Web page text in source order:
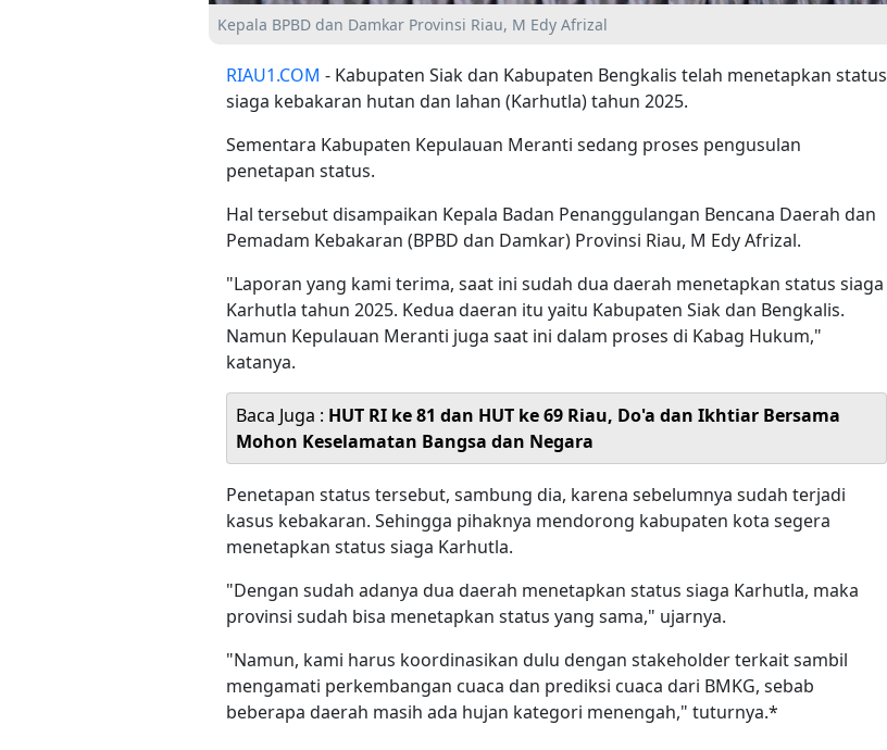
Kepala BPBD dan Damkar Provinsi Riau, M Edy Afrizal
RIAU1.COM - Kabupaten Siak dan Kabupaten Bengkalis telah menetapkan status
siaga kebakaran hutan dan lahan (Karhutla) tahun 2025.
Sementara Kabupaten Kepulauan Meranti sedang proses pengusulan
penetapan status.
Hal tersebut disampaikan Kepala Badan Penanggulangan Bencana Daerah dan
Pemadam Kebakaran (BPBD dan Damkar) Provinsi Riau, M Edy Afrizal.
"Laporan yang kami terima, saat ini sudah dua daerah menetapkan status siaga
Karhutla tahun 2025. Kedua daeran itu yaitu Kabupaten Siak dan Bengkalis.
Namun Kepulauan Meranti juga saat ini dalam proses di Kabag Hukum,"
katanya.
Baca Juga : HUT RI ke 81 dan HUT ke 69 Riau, Do'a dan Ikhtiar Bersama
Mohon Keselamatan Bangsa dan Negara
Penetapan status tersebut, sambung dia, karena sebelumnya sudah terjadi
kasus kebakaran. Sehingga pihaknya mendorong kabupaten kota segera
menetapkan status siaga Karhutla.
"Dengan sudah adanya dua daerah menetapkan status siaga Karhutla, maka
provinsi sudah bisa menetapkan status yang sama," ujarnya.
"Namun, kami harus koordinasikan dulu dengan stakeholder terkait sambil
mengamati perkembangan cuaca dan prediksi cuaca dari BMKG, sebab
beberapa daerah masih ada hujan kategori menengah," tuturnya.*